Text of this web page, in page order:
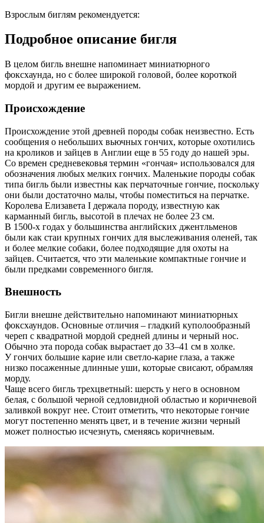
Взрослым биглям рекомендуется:
Подробное описание бигля
В целом бигль внешне напоминает миниатюрного
фоксхаунда, но с более широкой головой, более короткой
мордой и другим ее выражением.
Происхождение
Происхождение этой древней породы собак неизвестно. Есть
сообщения о небольших вьючных гончих, которые охотились
на кроликов и зайцев в Англии еще в 55 году до нашей эры.
Со времен средневековья термин «гончая» использовался для
обозначения любых мелких гончих. Маленькие породы собак
типа бигль были известны как перчаточные гончие, поскольку
они были достаточно малы, чтобы поместиться на перчатке.
Королева Елизавета I держала породу, известную как
карманный бигль, высотой в плечах не более 23 см.
В 1500-х годах у большинства английских джентльменов
были как стаи крупных гончих для выслеживания оленей, так
и более мелкие собаки, более подходящие для охоты на
зайцев. Считается, что эти маленькие компактные гончие и
были предками современного бигля.
Внешность
Бигли внешне действительно напоминают миниатюрных
фоксхаундов. Основные отличия – гладкий куполообразный
череп с квадратной мордой средней длины и черный нос.
Обычно эта порода собак вырастает до 33–41 см в холке.
У гончих большие карие или светло-карие глаза, а также
низко посаженные длинные уши, которые свисают, обрамляя
морду.
Чаще всего бигль трехцветный: шерсть у него в основном
белая, с большой черной седловидной областью и коричневой
заливкой вокруг нее. Стоит отметить, что некоторые гончие
могут постепенно менять цвет, и в течение жизни черный
может полностью исчезнуть, сменяясь коричневым.